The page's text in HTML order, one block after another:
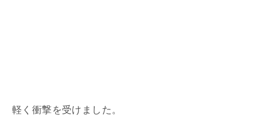
軽く衝撃を受けました。